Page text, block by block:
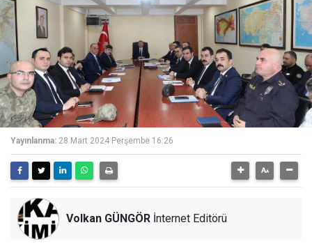
Yayınlanma: 28 Mart 2024 Perşembe 16:26
Volkan GÜNGÖR İnternet Editörü